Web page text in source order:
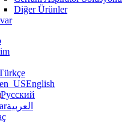
Diğer Ürünler
English
Русский
العربية